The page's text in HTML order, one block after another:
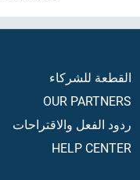
القطعة للشركاء
OUR PARTNERS
ردود الفعل والاقتراحات
HELP CENTER